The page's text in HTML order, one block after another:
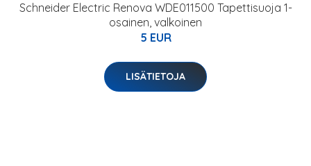
Schneider Electric Renova WDE011500 Tapettisuoja 1-
osainen, valkoinen
5 EUR
LISÄTIETOJA